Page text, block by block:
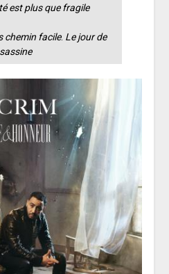
est plus que fragile
chemin facile. Le jour de